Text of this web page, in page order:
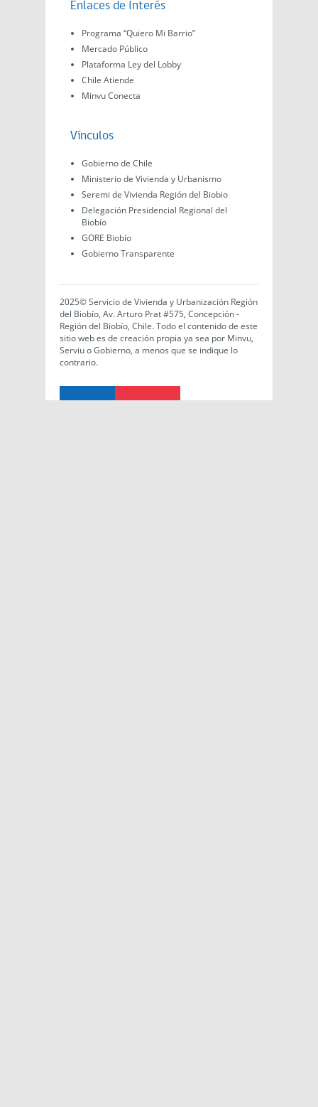
Enlaces de Interés
Programa “Quiero Mi Barrio”
Mercado Público
Plataforma Ley del Lobby
Chile Atiende
Minvu Conecta
Vínculos
Gobierno de Chile
Ministerio de Vivienda y Urbanismo
Seremi de Vivienda Región del Biobio
Delegación Presidencial Regional del
Biobío
GORE Biobío
Gobierno Transparente
2025© Servicio de Vivienda y Urbanización Región
del Biobío, Av. Arturo Prat #575, Concepción -
Región del Biobío, Chile. Todo el contenido de este
sitio web es de creación propia ya sea por Minvu,
Serviu o Gobierno, a menos que se indique lo
contrario.